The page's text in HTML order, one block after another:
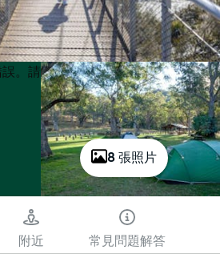
8 張照片
。請
附近 常見問題解答